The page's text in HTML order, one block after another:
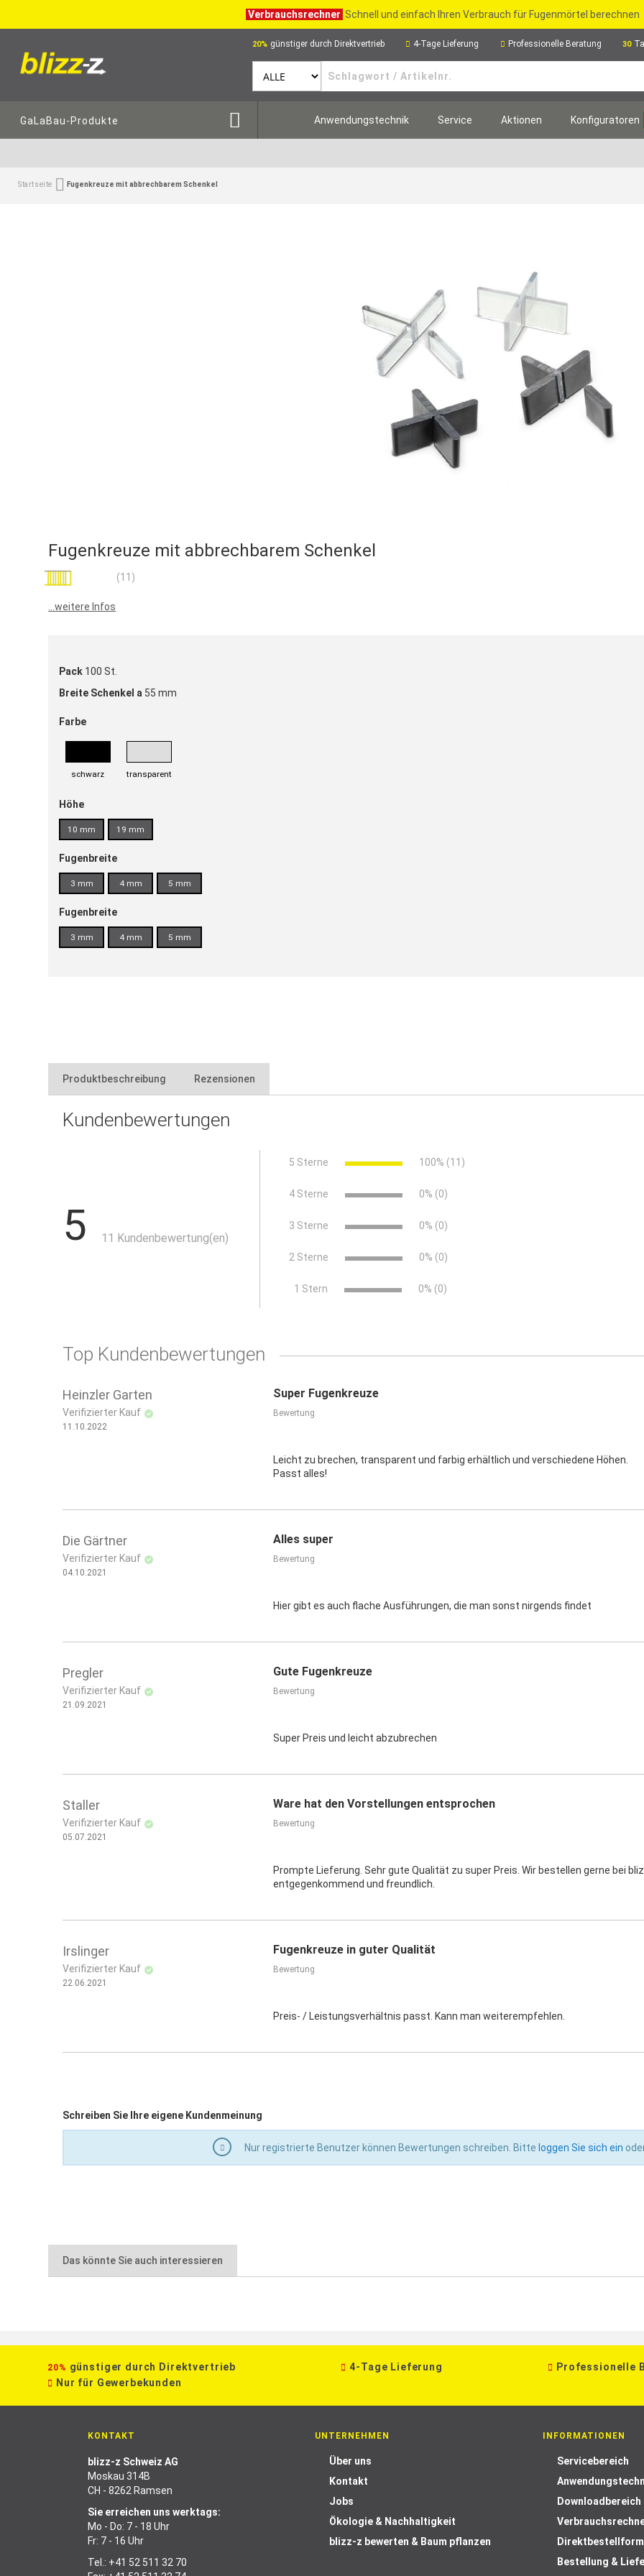
Verbrauchsrechner Schnell und einfach Ihren Verbrauch für Fugenmörtel berechnen
20% günstiger durch Direktvertrieb 4-Tage Lieferung Professionelle Beratung 30
GaLaBau-Produkte Anwendungstechnik Service Aktionen Konfiguratoren
Startseite Fugenkreuze mit abbrechbarem Schenkel
Fugenkreuze mit abbrechbarem Schenkel
Bewertung: (11)
...weitere Infos
Farbe
schwarz transparent
Höhe
10 mm 19 mm
Fugenbreite
3 mm 4 mm 5 mm
Fugenbreite
3 mm 4 mm 5 mm
Pack 100 St.
Breite Schenkel a 55 mm
Produktbeschreibung
zum einfachen Verlegen von Stein-, Beton- oder Terrassenplatten mit definierter und gleichmäßiger Fuge
durch vorgesehene Sollbruchstelle auch als T-Stück für den Randbereich einsetzbar
für den Bau von Terrasse, Balkon und Freisitz mit Belägen aus Stein, Holz, Keramik und Verbundmaterial
Rezensionen
Kundenbewertungen
5 11 Kundenbewertung(en)
5 Sterne 100% (11)
4 Sterne 0% (0)
3 Sterne 0% (0)
2 Sterne 0% (0)
1 Stern 0% (0)
Top Kundenbewertungen
Heinzler Garten
Verifizierter Kauf
11.10.2022
Super Fugenkreuze
Bewertung
Leicht zu brechen, transparent und farbig erhältlich und verschiedene Höhen.
Passt alles!
Die Gärtner
Verifizierter Kauf
04.10.2021
Alles super
Bewertung
Hier gibt es auch flache Ausführungen, die man sonst nirgends findet
Pregler
Verifizierter Kauf
21.09.2021
Gute Fugenkreuze
Bewertung
Super Preis und leicht abzubrechen
Staller
Verifizierter Kauf
05.07.2021
Ware hat den Vorstellungen entsprochen
Bewertung
Prompte Lieferung. Sehr gute Qualität zu super Preis. Wir bestellen gerne bei
entgegenkommend und freundlich.
Irslinger
Verifizierter Kauf
22.06.2021
Fugenkreuze in guter Qualität
Bewertung
Preis- / Leistungsverhältnis passt. Kann man weiterempfehlen.
Schreiben Sie Ihre eigene Kundenmeinung
Nur registrierte Benutzer können Bewertungen schreiben. Bitte loggen Sie sich ein
Das könnte Sie auch interessieren
20% günstiger durch Direktvertrieb 4-Tage Lieferung Professionelle
Nur für Gewerbekunden
KONTAKT
blizz-z Schweiz AG
Moskau 314B
CH - 8262 Ramsen
Sie erreichen uns werktags:
Mo - Do: 7 - 18 Uhr
Fr: 7 - 16 Uhr
Tel.: +41 52 511 32 70
UNTERNEHMEN
Über uns
Kontakt
Jobs
Ökologie & Nachhaltigkeit
blizz-z bewerten & Baum pflanzen
INFORMATIONEN
Servicebereich
Downloadbereich
Bestellung &